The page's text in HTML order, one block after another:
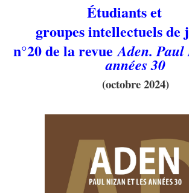
Étudiants et
groupes intellectuels de
n°20 de la revueAden. Paul
années 30
(octobre 2024)